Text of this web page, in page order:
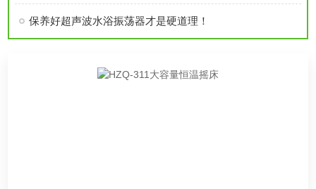
保养好超声波水浴振荡器才是硬道理！